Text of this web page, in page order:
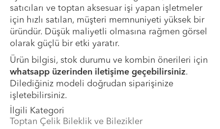
satıcıları ve toptan aksesuar işi yapan işletmeler
için hızlı satılan, müşteri memnuniyeti yüksek bir
üründür. Düşük maliyetli olmasına rağmen görsel
olarak güçlü bir etki yaratır.
Ürün bilgisi, stok durumu ve kombin önerileri için
whatsapp üzerinden iletişime geçebilirsiniz.
Dilediğiniz modeli doğrudan siparişinize
işletebilirsiniz.
İlgili Kategori
Toptan Çelik Bileklik ve Bilezikler